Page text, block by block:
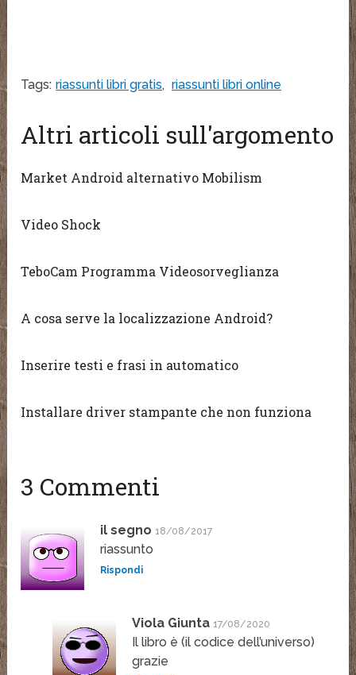
Tags: riassunti libri gratis, riassunti libri online
Altri articoli sull'argomento
Market Android alternativo Mobilism
Video Shock
TeboCam Programma Videosorveglianza
A cosa serve la localizzazione Android?
Inserire testi e frasi in automatico
Installare driver stampante che non funziona
3 Commenti
il segno 18/08/2017
riassunto
Rispondi
Viola Giunta 17/08/2020
Il libro è (il codice dell’universo)
grazie